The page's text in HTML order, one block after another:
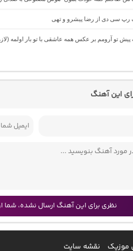
رپ سی دی از رضا پیشرو و تهی
پیش تو آرومم بر عکس همه عاشقی با تو بار اولمه
این آهنگ
نظری برای این آهنگ ارسال نشده، شما
موزیک نقشه سایت